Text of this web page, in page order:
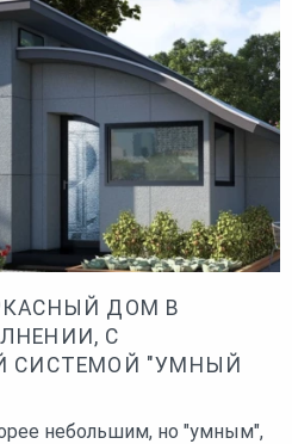
ДОМ В
С
СИСТЕМОЙ "УМНЫЙ
небольшим, но "умным",